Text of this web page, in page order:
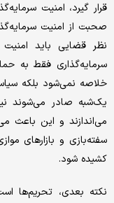
قرار گیرد، امنیت
صحبت از امنیت
نظر قضایی باید امنیت
سرمایه‌گذاری فقط به
خلاصه نمی‌شود بلکه
یک‌‌‌‌شبه صادر می‌شوند
می‌‌‌‌اندازند و این باعث
سفته‌‌‌‌بازی و بازارهای
کشیده شود.
نکته بعدی، تحریم‌ها